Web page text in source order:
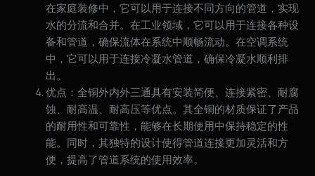
在家庭装修中，它可以用于连接不同方向的管道，实现
水的分流和合并。在工业领域，它可以用于连接各种设
备和管道，确保流体在系统中顺畅流动。在空调系统
中，它可以用于连接冷凝水管道，确保冷凝水顺利排
出。
优点：全铜外内外三通具有安装简便、连接紧密、耐腐
蚀、耐高温、耐高压等优点。其全铜的材质保证了产品
的耐用性和可靠性，能够在长期使用中保持稳定的性
能。同时，其独特的设计使得管道连接更加灵活和方
便，提高了管道系统的使用效率。